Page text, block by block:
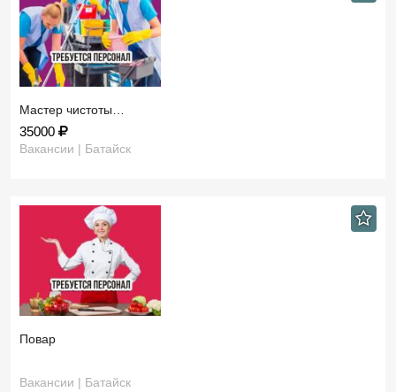
Мастер чистоты…
35000
Вакансии | Батайск
Повар
Вакансии | Батайск